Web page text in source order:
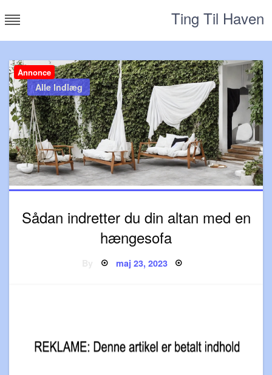
to
Ting Til Haven
Annonce
Alle Indlæg
Sådan indretter du din altan med en
hængesofa
Posted
maj 23, 2023